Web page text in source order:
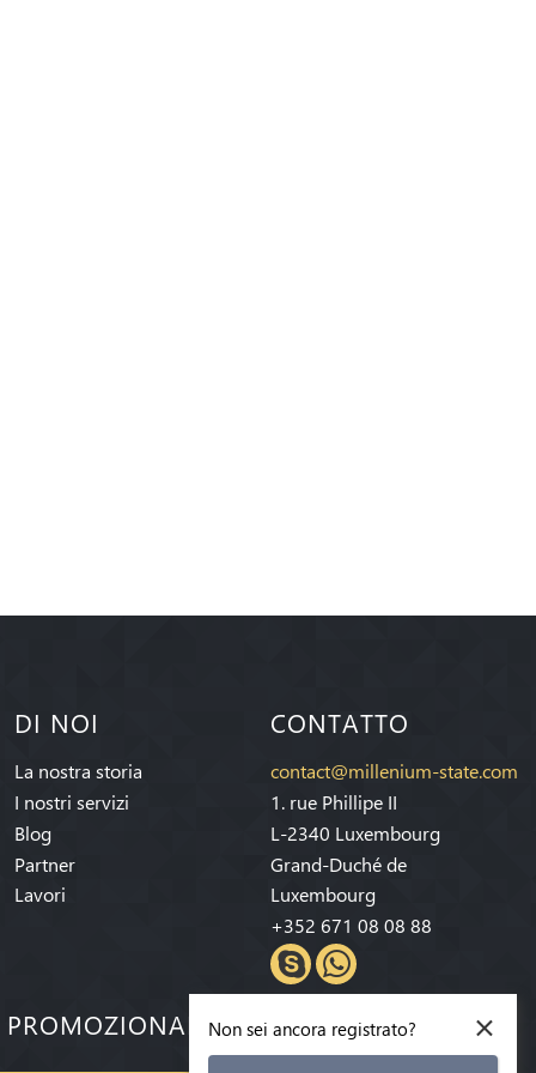
DI NOI
La nostra storia
I nostri servizi
Blog
Partner
Lavori
CONTATTO
contact@millenium-state.com
1. rue Phillipe II
L-2340 Luxembourg
Grand-Duché de
Luxembourg
+352 671 08 08 88
PROMOZIONALI! ×
Non sei ancora registrato?